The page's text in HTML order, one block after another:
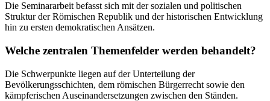
Die Seminararbeit befasst sich mit der sozialen und politischen
Struktur der Römischen Republik und der historischen Entwicklung
hin zu ersten demokratischen Ansätzen.
Welche zentralen Themenfelder werden behandelt?
Die Schwerpunkte liegen auf der Unterteilung der
Bevölkerungsschichten, dem römischen Bürgerrecht sowie den
kämpferischen Auseinandersetzungen zwischen den Ständen.